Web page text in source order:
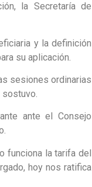
la Secretaría de
y la definición
su aplicación.
sesiones ordinarias
sostuvo.
ante el Consejo
funciona la tarifa del
hoy nos ratifica